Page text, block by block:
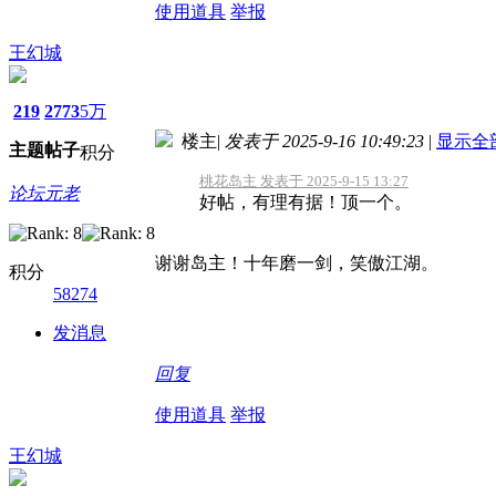
使用道具 举报
王幻城
219
主题
2773
帖子
5万
积分
论坛元老
积分
58274
发消息
楼主| 发表于 2025-9-16 10:49:23 | 显示全
桃花岛主 发表于 2025-9-15 13:27
好帖，有理有据！顶一个。
谢谢岛主！十年磨一剑，笑傲江湖。
回复
使用道具 举报
王幻城